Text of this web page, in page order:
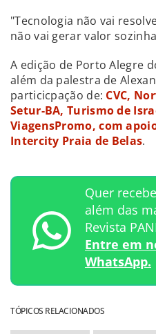
"Tecnologia não vai
não vai gerar valor
A edição de Porto Alegre
além da palestra de
particicpação de: CVC,
Setur-BA, Turismo de
ViagensPromo, com
Intercity Praia de Belas.
Quer
além das
Revista
Entre em
WhatsApp.
TÓPICOS RELACIONADOS